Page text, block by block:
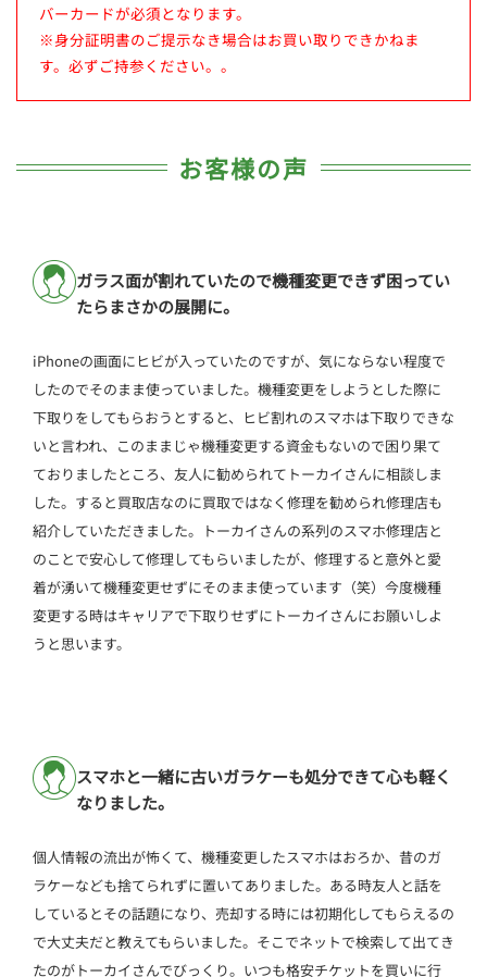
バーカードが必須となります。
※身分証明書のご提示なき場合はお買い取りできかねま
す。必ずご持参ください。。
お客様の声
ガラス面が割れていたので機種変更できず困ってい
たらまさかの展開に。
iPhoneの画面にヒビが入っていたのですが、気にならない程度で
したのでそのまま使っていました。機種変更をしようとした際に
下取りをしてもらおうとすると、ヒビ割れのスマホは下取りできな
いと言われ、このままじゃ機種変更する資金もないので困り果て
ておりましたところ、友人に勧められてトーカイさんに相談しま
した。すると買取店なのに買取ではなく修理を勧められ修理店も
紹介していただきました。トーカイさんの系列のスマホ修理店と
のことで安心して修理してもらいましたが、修理すると意外と愛
着が湧いて機種変更せずにそのまま使っています（笑）今度機種
変更する時はキャリアで下取りせずにトーカイさんにお願いしよ
うと思います。
スマホと一緒に古いガラケーも処分できて心も軽く
なりました。
個人情報の流出が怖くて、機種変更したスマホはおろか、昔のガ
ラケーなども捨てられずに置いてありました。ある時友人と話を
しているとその話題になり、売却する時には初期化してもらえるの
で大丈夫だと教えてもらいました。そこでネットで検索して出てき
たのがトーカイさんでびっくり。いつも格安チケットを買いに行